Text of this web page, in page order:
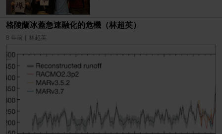
格陵蘭冰蓋急速融化的危機（林超英）
8 年前 | 林超英